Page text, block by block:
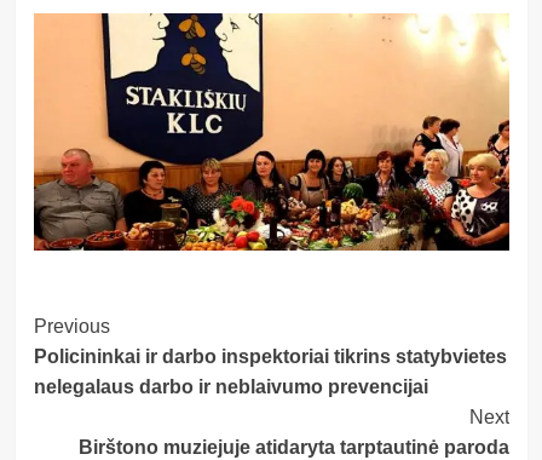
Post
Navigation
Previous
Policininkai ir darbo inspektoriai tikrins statybvietes
nelegalaus darbo ir neblaivumo prevencijai
Next
Birštono muziejuje atidaryta tarptautinė paroda